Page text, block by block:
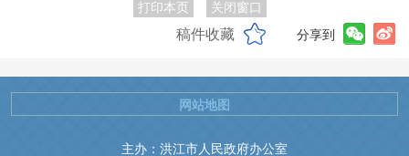
打印本页 关闭窗口
稿件收藏 分享到
主办：洪江市人民政府办公室
网站地图